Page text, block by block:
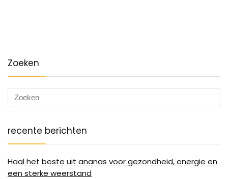
Zoeken
recente berichten
Haal het beste uit ananas voor gezondheid, energie en
een sterke weerstand